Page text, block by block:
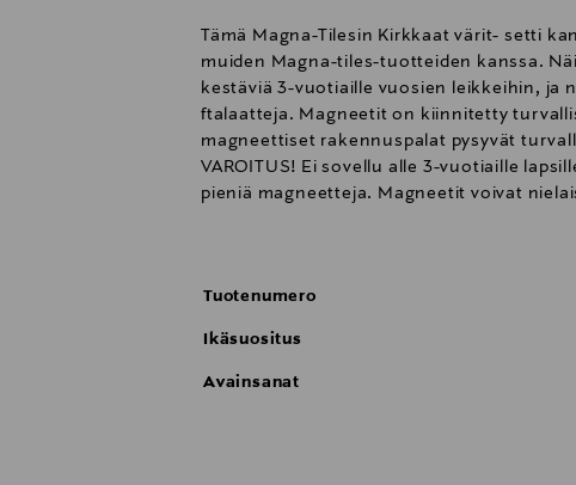
Tämä Magna-Tilesin Kirkkaat värit- setti
muiden Magna-tiles-tuotteiden kanssa.
kestäviä 3-vuotiaille vuosien leikkeihin, ja
ftalaatteja. Magneetit on kiinnitetty
magneettiset rakennuspalat pysyvät
VAROITUS! Ei sovellu alle 3-vuotiaille
pieniä magneetteja. Magneetit voivat
Tuotenumero
Ikäsuositus
Avainsanat